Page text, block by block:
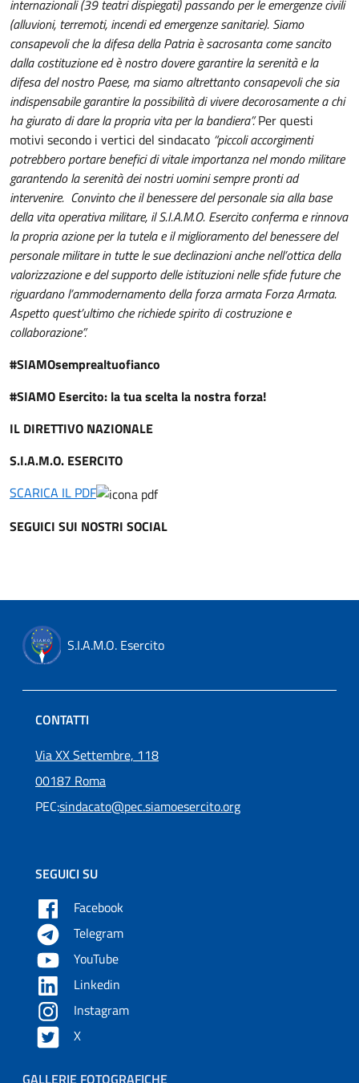
internazionali (39 teatri dispiegati) passando per le emergenze civili
(alluvioni, terremoti, incendi ed emergenze sanitarie). Siamo
consapevoli che la difesa della Patria è sacrosanta come sancito
dalla costituzione ed è nostro dovere garantire la serenità e la
difesa del nostro Paese, ma siamo altrettanto consapevoli che sia
indispensabile garantire la possibilità di vivere decorosamente a chi
ha giurato di dare la propria vita per la bandiera”.Per questi
motivi secondo i vertici del sindacato “piccoli accorgimenti
potrebbero portare benefici di vitale importanza nel mondo militare
garantendo la serenità dei nostri uomini sempre pronti ad
intervenire. Convinto che il benessere del personale sia alla base
della vita operativa militare, il S.I.A.M.O. Esercito conferma e rinnova
la propria azione per la tutela e il miglioramento del benessere del
personale militare in tutte le sue declinazioni anche nell’ottica della
valorizzazione e del supporto delle istituzioni nelle sfide future che
riguardano l’ammodernamento della forza armata Forza Armata.
Aspetto quest’ultimo che richiede spirito di costruzione e
collaborazione”.
#SIAMOsemprealtuofianco
#SIAMO Esercito: la tua scelta la nostra forza!
IL DIRETTIVO NAZIONALE
S.I.A.M.O. ESERCITO
SCARICA IL PDF
SEGUICI SUI NOSTRI SOCIAL
S.I.A.M.O. Esercito
CONTATTI
Via XX Settembre, 118
00187 Roma
PEC:sindacato@pec.siamoesercito.org
SEGUICI SU
Facebook
Telegram
YouTube
Linkedin
Instagram
X
GALLERIE FOTOGRAFICHE